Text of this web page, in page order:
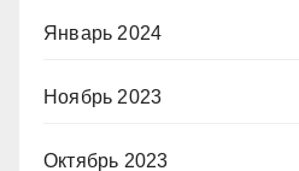
Январь 2024
Ноябрь 2023
Октябрь 2023